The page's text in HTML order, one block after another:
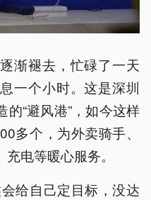
渐褪去，忙碌了一天
一个小时。这是深圳
“避风港”，如今这样
多个，为外卖骑手、
电等暖心服务。
给自己定目标，没达